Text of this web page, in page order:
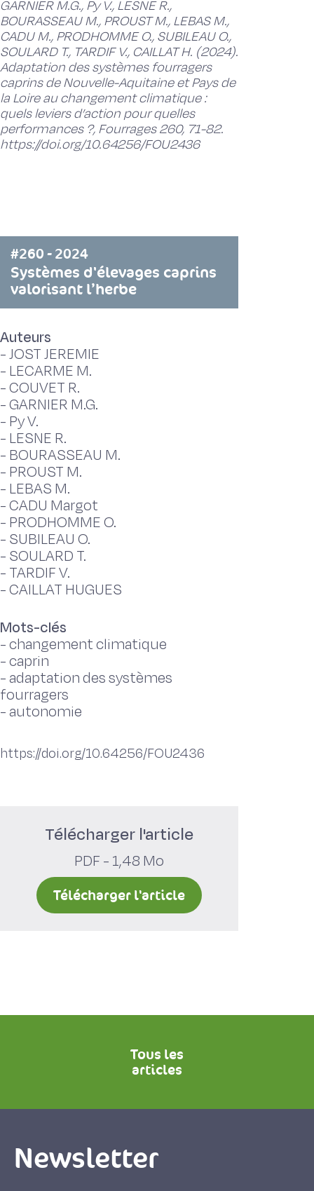
GARNIER M.G., Py V., LESNE R.,
BOURASSEAU M., PROUST M., LEBAS M.,
CADU M., PRODHOMME O., SUBILEAU O.,
SOULARD T., TARDIF V., CAILLAT H. (2024).
Adaptation des systèmes fourragers
caprins de Nouvelle-Aquitaine et Pays de
la Loire au changement climatique :
quels leviers d’action pour quelles
performances ?, Fourrages 260, 71-82.
https://doi.org/10.64256/FOU2436
#260 - 2024
Systèmes d'élevages caprins
valorisant l’herbe
Auteurs
-JOST JEREMIE
- LECARME M.
-COUVET R.
-GARNIER M.G.
- Py V.
- LESNE R.
- BOURASSEAU M.
- PROUST M.
- LEBAS M.
-CADU Margot
- PRODHOMME O.
- SUBILEAU O.
- SOULARD T.
- TARDIF V.
-CAILLAT HUGUES
Mots-clés
-changement climatique
-caprin
- adaptation des systèmes
fourragers
- autonomie
https://doi.org/10.64256/FOU2436
Télécharger l'article
PDF - 1,48 Mo
Télécharger l'article
Tous les
articles
Newsletter